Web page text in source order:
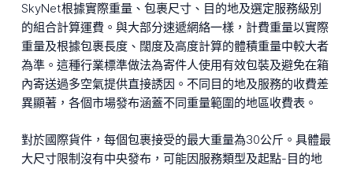
SkyNet根據實際重量、包裹尺寸、目的地及選定服務級別
的組合計算運費。與大部分速遞網絡一樣，計費重量以實際
重量及根據包裹長度、闊度及高度計算的體積重量中較大者
為準。這種行業標準做法為寄件人使用有效包裝及避免在箱
內寄送過多空氣提供直接誘因。不同目的地及服務的收費差
異顯著，各個市場發布涵蓋不同重量範圍的地區收費表。
對於國際貨件，每個包裹接受的最大重量為30公斤。具體最
大尺寸限制沒有中央發布，可能因服務類型及起點-目的地